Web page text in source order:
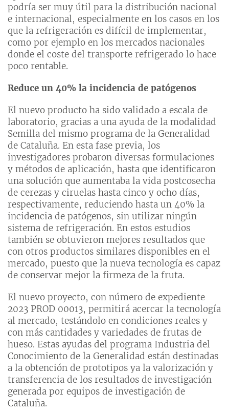
podría ser muy útil para la distribución nacional
e internacional, especialmente en los casos en los
que la refrigeración es difícil de implementar,
como por ejemplo en los mercados nacionales
donde el coste del transporte refrigerado lo hace
poco rentable.
Reduce un 40% la incidencia de patógenos
El nuevo producto ha sido validado a escala de
laboratorio, gracias a una ayuda de la modalidad
Semilla del mismo programa de la Generalidad
de Cataluña. En esta fase previa, los
investigadores probaron diversas formulaciones
y métodos de aplicación, hasta que identificaron
una solución que aumentaba la vida postcosecha
de cerezas y ciruelas hasta cinco y ocho días,
respectivamente, reduciendo hasta un 40% la
incidencia de patógenos, sin utilizar ningún
sistema de refrigeración. En estos estudios
también se obtuvieron mejores resultados que
con otros productos similares disponibles en el
mercado, puesto que la nueva tecnología es capaz
de conservar mejor la firmeza de la fruta.
El nuevo proyecto, con número de expediente
2023 PROD 00013, permitirá acercar la tecnología
al mercado, testándolo en condiciones reales y
con más cantidades y variedades de frutas de
hueso. Estas ayudas del programa Industria del
Conocimiento de la Generalidad están destinadas
a la obtención de prototipos ya la valorización y
transferencia de los resultados de investigación
generada por equipos de investigación de
Cataluña.